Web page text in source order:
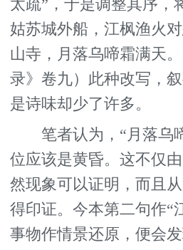
太疏”，于是调整其序，
姑苏城外船，江枫渔火
山寺，月落乌啼霜满天
录》卷九）此种改写，
是诗味却少了许多。
笔者认为，“月落乌
位应该是黄昏。这不仅
然现象可以证明，而且
得印证。今本第二句作“
事物作情景还原，便会